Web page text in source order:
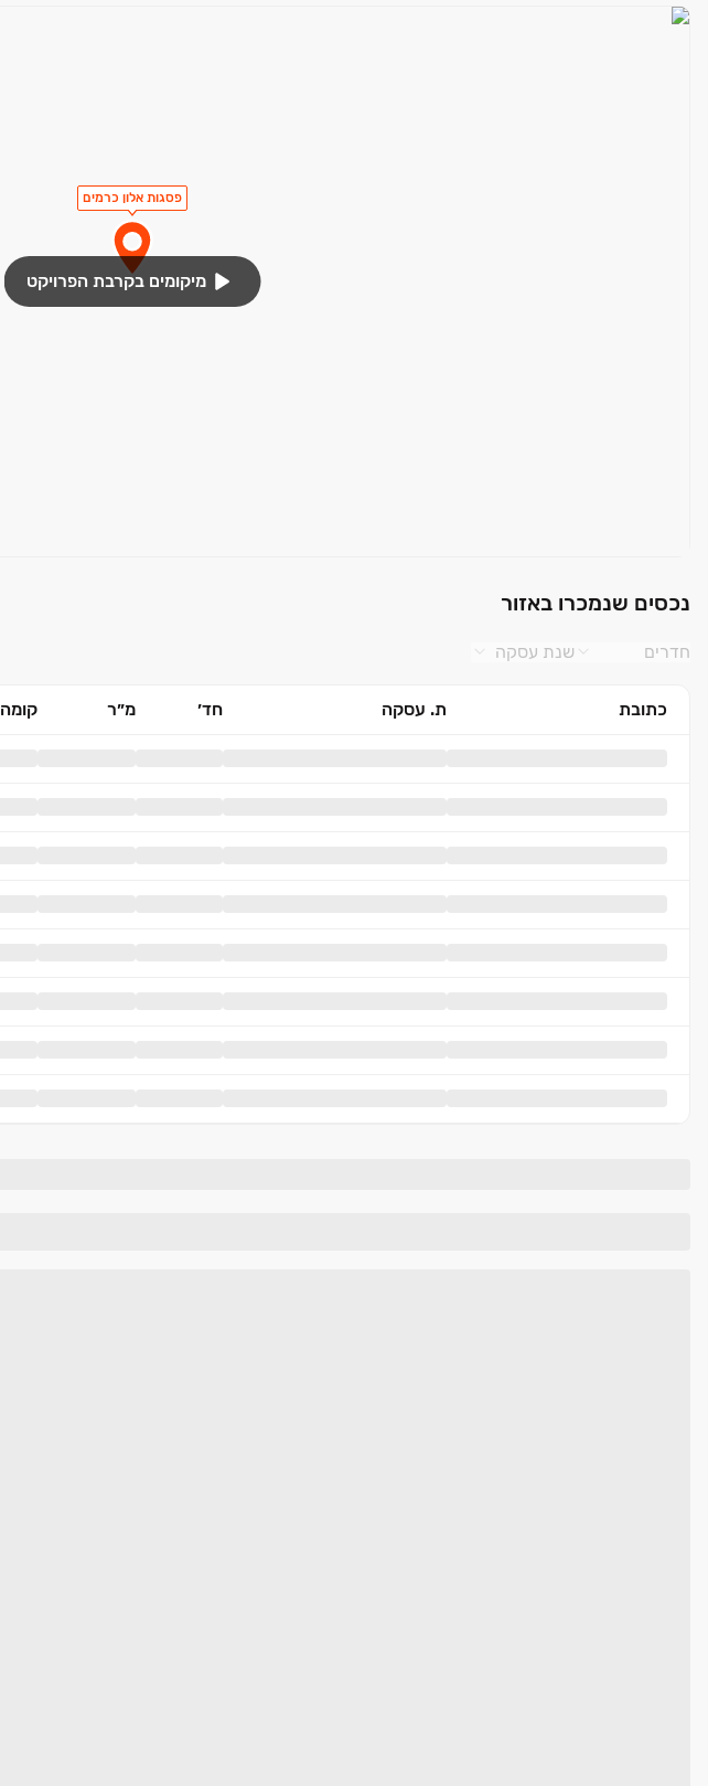
פסגות אלון כרמים
מיקומים בקרבת הפרויקט
נכסים שנמכרו באזור
חדרים שנת עסקה
כתובת ת. עסקה חד׳ מ״ר קומה